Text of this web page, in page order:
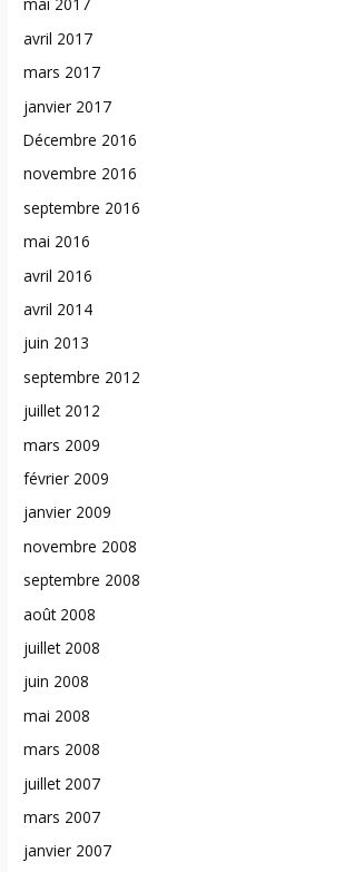
avril 2017
mars 2017
janvier 2017
Décembre 2016
novembre 2016
septembre 2016
mai 2016
avril 2016
avril 2014
juin 2013
septembre 2012
juillet 2012
mars 2009
février 2009
janvier 2009
novembre 2008
septembre 2008
août 2008
juillet 2008
juin 2008
mai 2008
mars 2008
juillet 2007
mars 2007
janvier 2007